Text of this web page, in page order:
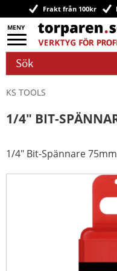
Meny
Frakt från 100kr
KS TOOLS
1/4" BIT-
1/4" Bit-Spännare